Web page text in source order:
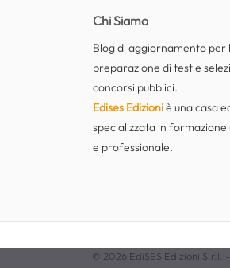
Chi Siamo
Blog di aggiornamento per
preparazione di test e
concorsi pubblici.
Edises Edizioniè una casa
specializzata in
e professionale.
© 2026 EdiSES Edizioni S.r.l.